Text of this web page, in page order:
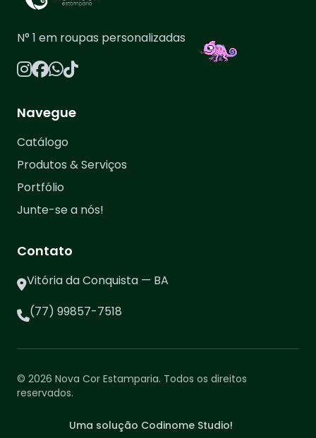
N° 1 em roupas personalizadas
Navegue
Catálogo
Produtos & Serviços
Portfólio
Junte-se a nós!
Contato
Vitória da Conquista — BA
(77) 99857-7518
© 2026 Nova Cor Estamparia. Todos os direitos
reservados.
Uma solução Codinome Studio!